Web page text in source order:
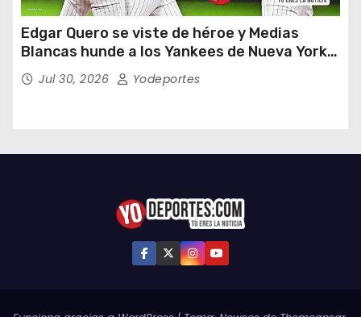
Edgar Quero se viste de héroe y Medias
Blancas hunde a los Yankees de Nueva York
en doce entradas
Jul 30, 2026 Yodeportes